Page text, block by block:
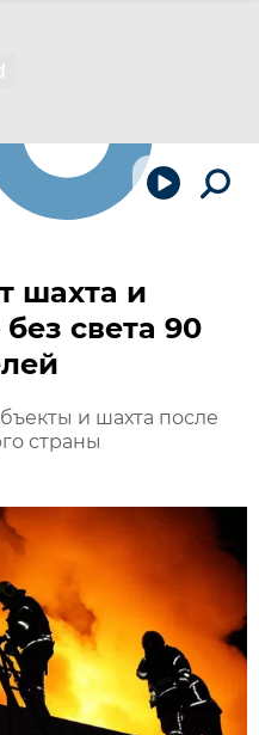
шахта и
света 90
и шахта после
страны